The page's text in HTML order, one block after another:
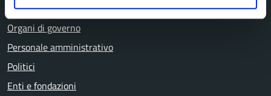
AMMINISTRAZIONE
Organi di governo
Personale amministrativo
Politici
Enti e fondazioni